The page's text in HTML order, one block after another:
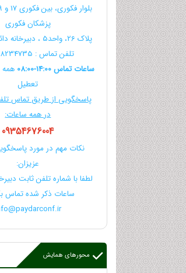
پزشکان فکوری
پلاک 26، واحد5 ، دبیرخانه دائمی همایش
تلفن تماس : 38234735-051
ساعات تماس 14:00-08:00
همه
تعطیل
پاسخگویی از طریق تماس
در همه ساعات:
09354676004
نکات مهم در مورد
عزیزان:
لطفا با شماره تلفن ثابت
ساعات ذکر شده تماس
محورهای همایش